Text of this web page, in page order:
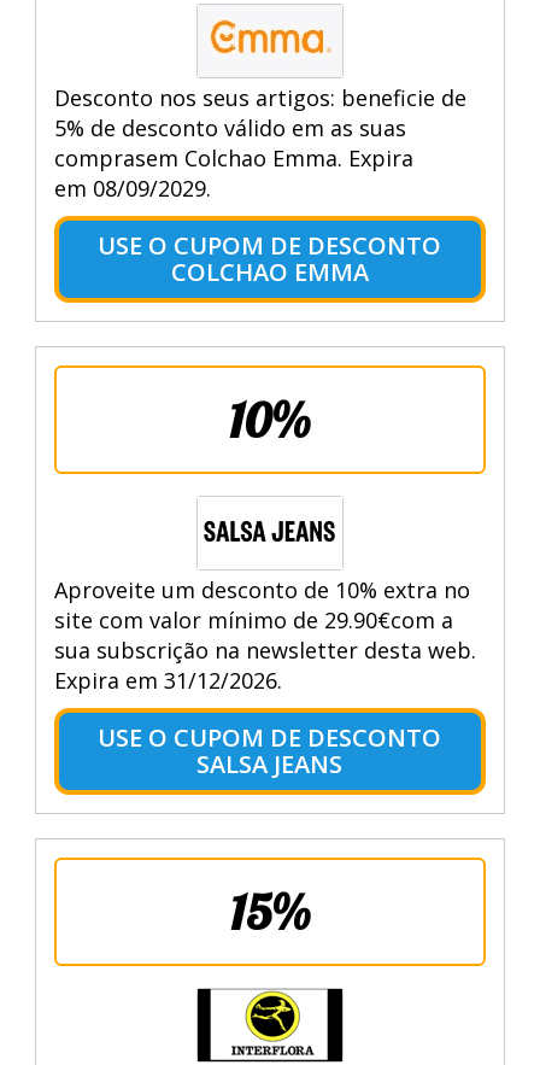
Desconto nos seus artigos: beneficie de
5% de desconto válido em as suas
comprasem Colchao Emma. Expira
em 08/09/2029.
USE O CUPOM DE DESCONTO
COLCHAO EMMA
10%
Aproveite um desconto de 10% extra no
site com valor mínimo de 29.90€com a
sua subscrição na newsletter desta web.
Expira em 31/12/2026.
USE O CUPOM DE DESCONTO
SALSA JEANS
15%